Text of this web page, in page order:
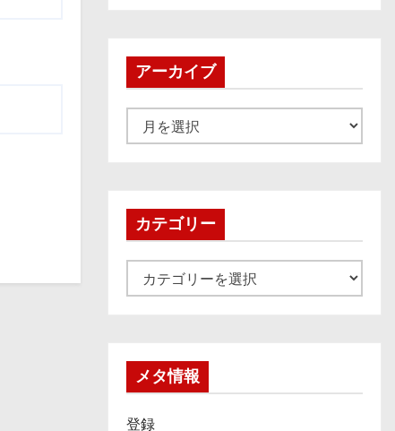
アーカイブ
ー
ブカテゴリー
テ
メタ情報
登録